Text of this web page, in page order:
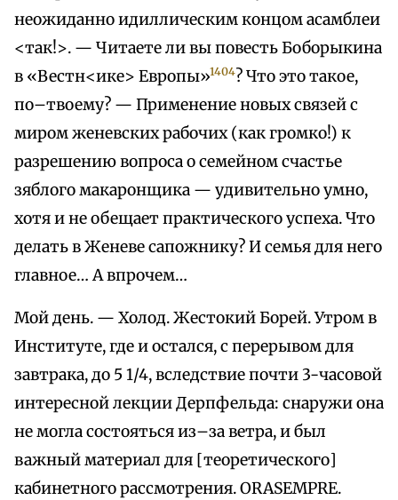
неожиданно идиллическим концом асамблеи
<так!>. — Читаете ли вы повесть Боборыкина
в «Вестн<ике> Европы»1404? Что это такое,
по–твоему? — Применение новых связей с
миром женевских рабочих (как громко!) к
разрешению вопроса о семейном счастье
зяблого макаронщика — удивительно умно,
хотя и не обещает практического успеха. Что
делать в Женеве сапожнику? И семья для него
главное… А впрочем…
Мой день. — Холод. Жестокий Борей. Утром в
Институте, где и остался, с перерывом для
завтрака, до 5 1/4, вследствие почти 3-часовой
интересной лекции Дерпфельда: снаружи она
не могла состояться из–за ветра, и был
важный материал для [теоретического]
кабинетного рассмотрения. ORASEMPRE.